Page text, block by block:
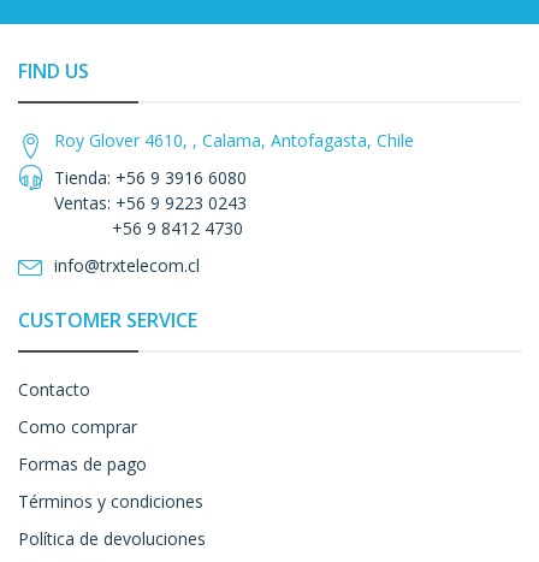
FIND US
Roy Glover 4610, , Calama, Antofagasta, Chile
Tienda: +56 9 3916 6080
Ventas: +56 9 9223 0243
+56 9 8412 4730
info@trxtelecom.cl
CUSTOMER SERVICE
Contacto
Como comprar
Formas de pago
Términos y condiciones
Política de devoluciones